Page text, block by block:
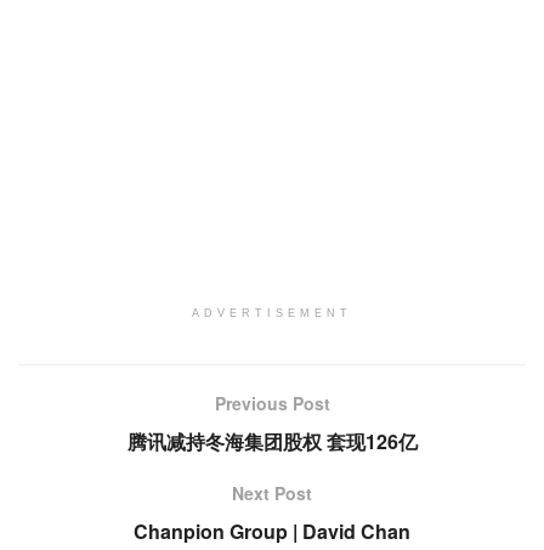
ADVERTISEMENT
Previous Post
腾讯减持冬海集团股权 套现126亿
Next Post
Chanpion Group | David Chan